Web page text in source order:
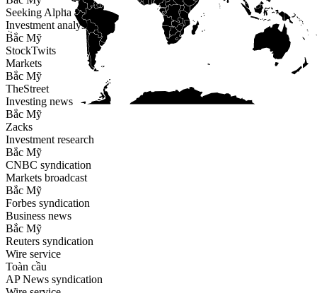
Seeking Alpha
Investment analysis
Bắc Mỹ
StockTwits
Markets
Bắc Mỹ
TheStreet
Investing news
Bắc Mỹ
Zacks
Investment research
Bắc Mỹ
CNBC syndication
Markets broadcast
Bắc Mỹ
Forbes syndication
Business news
Bắc Mỹ
Reuters syndication
Wire service
Toàn cầu
AP News syndication